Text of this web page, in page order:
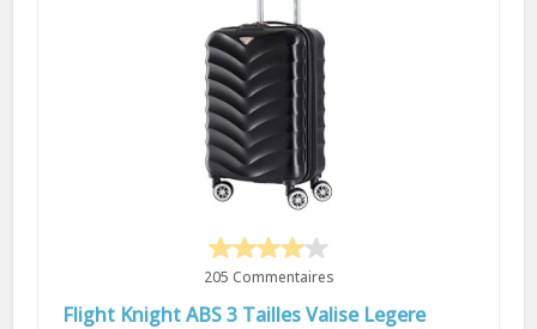
205 Commentaires
Flight Knight ABS 3 Tailles Valise Legere